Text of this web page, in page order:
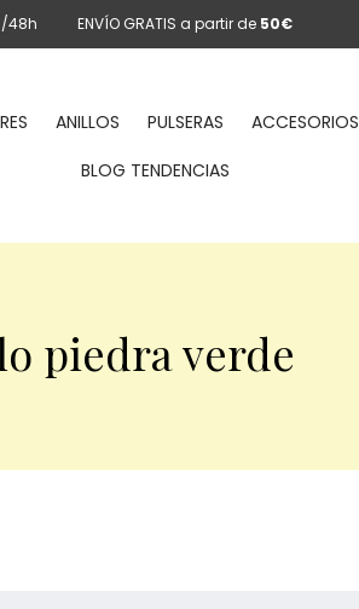
/48h ENVÍO GRATIS a partir de 50€
ANILLOS PULSERAS ACCESORIOS
BLOG TENDENCIAS
piedra verde